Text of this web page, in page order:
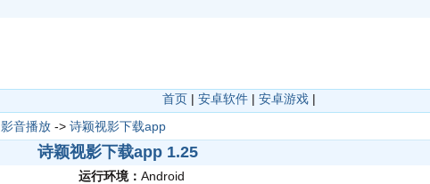
首页 | 安卓软件 | 安卓游戏 |
影音播放 -> 诗颖视影下载app
诗颖视影下载app 1.25
运行环境： Android